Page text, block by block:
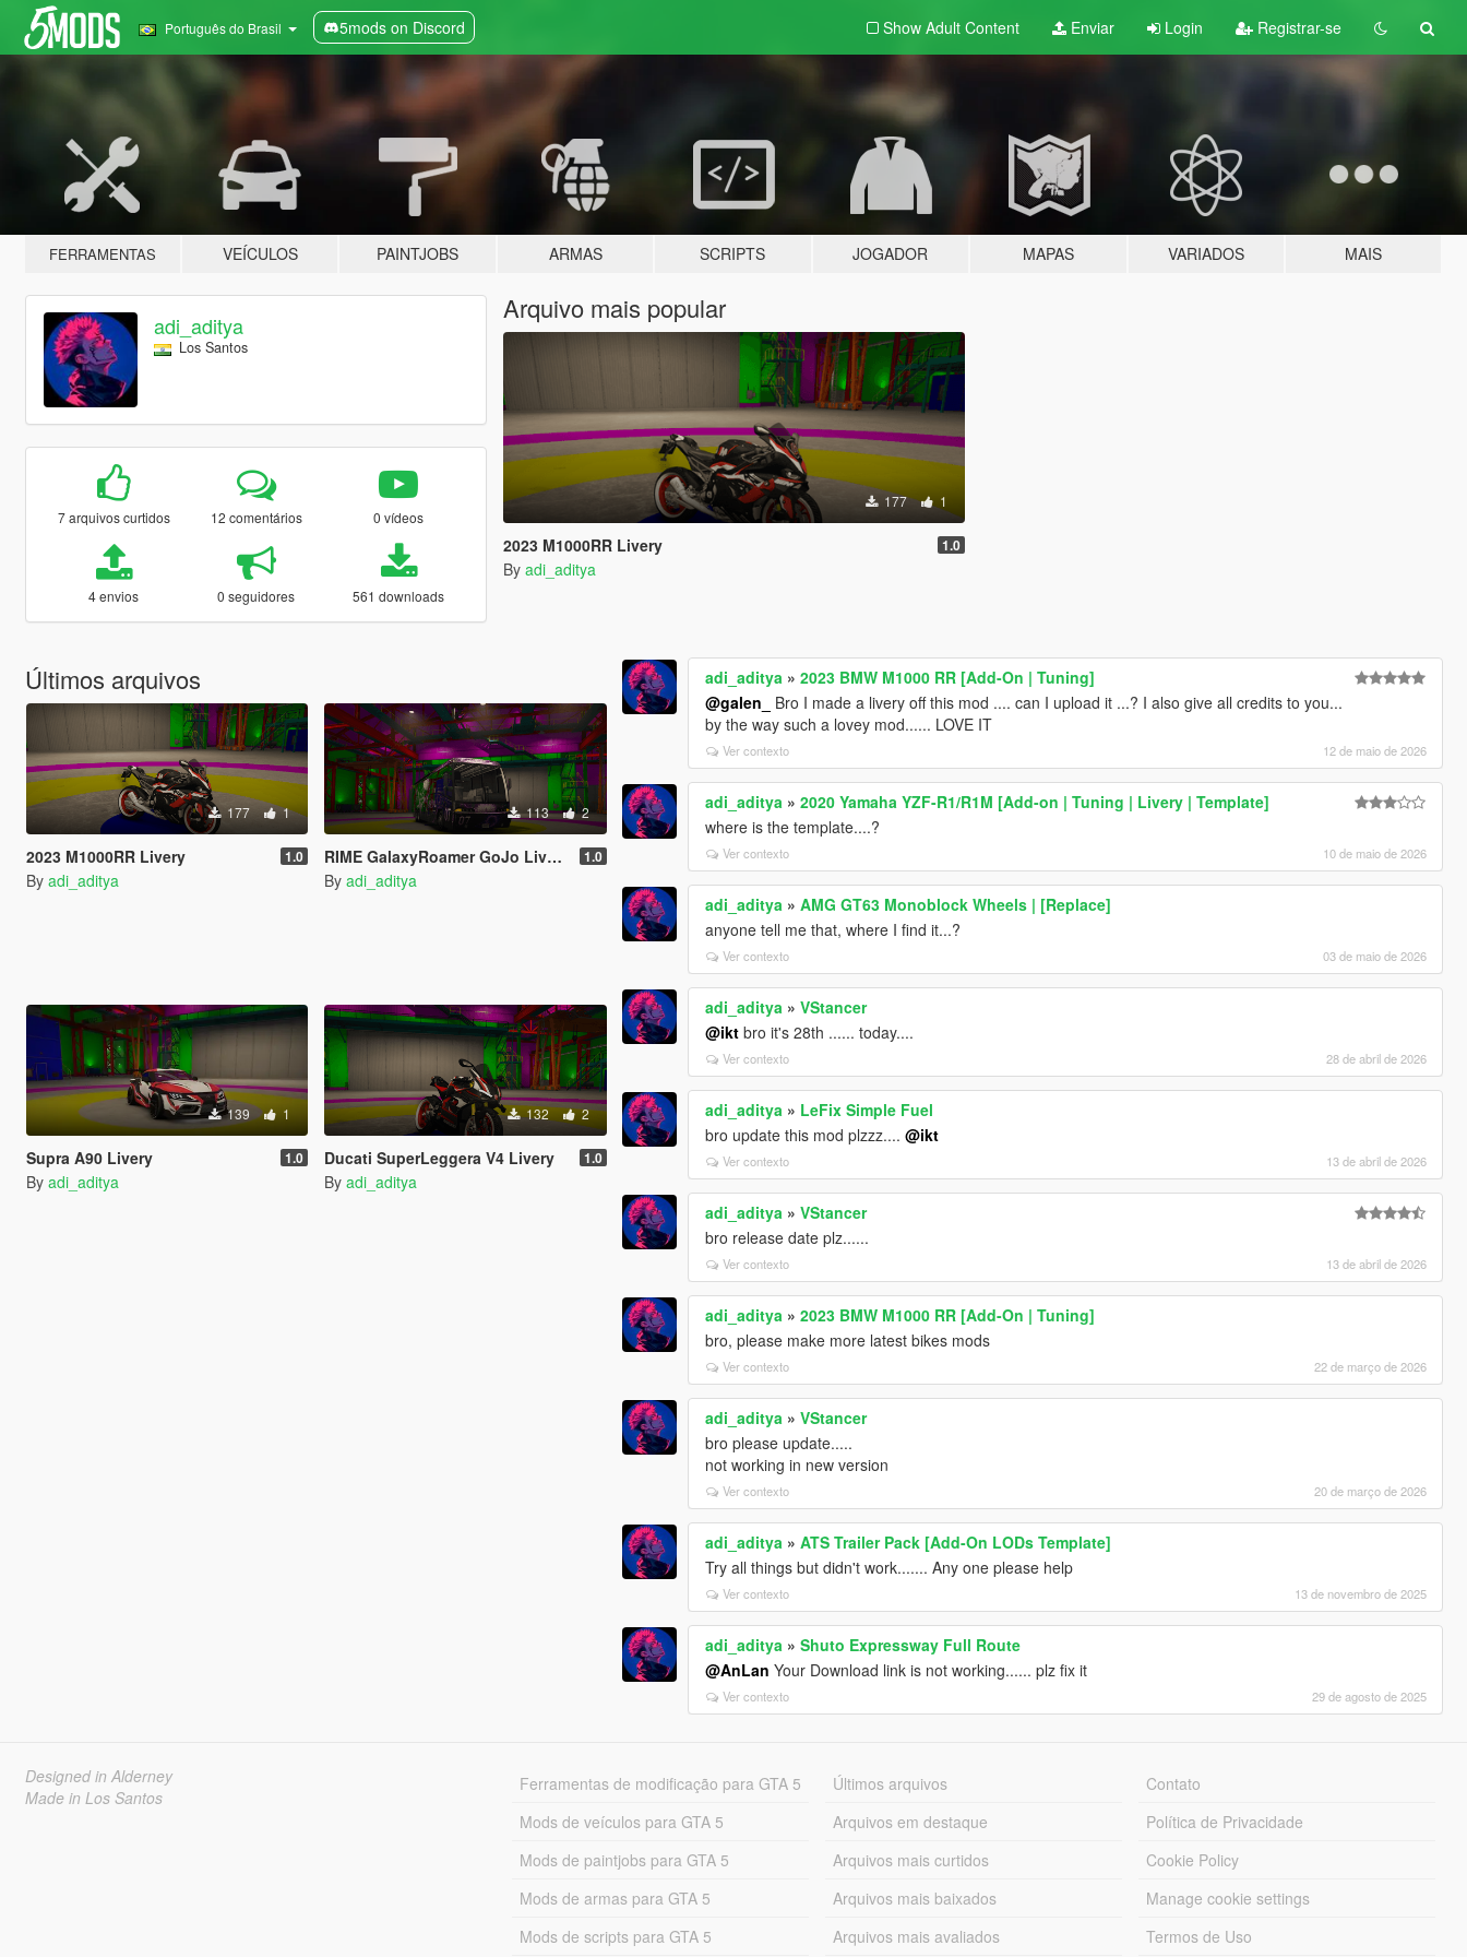
Português do Brasil 5mods on Discord Show Adult Content Enviar Login Registrar-se
FERRAMENTAS VEÍCULOS PAINTJOBS ARMAS SCRIPTS JOGADOR MAPAS VARIADOS MAIS
adi_aditya
Los Santos
7 arquivos curtidos 12 comentários 0 vídeos
4 envios 0 seguidores 561 downloads
Arquivo mais popular
177 1
2023 M1000RR Livery 1.0
By adi_aditya
Últimos arquivos
177 1
2023 M1000RR Livery 1.0
By adi_aditya
113 2
RIME GalaxyRoamer GoJo Livery 1.0
By adi_aditya
139 1
Supra A90 Livery 1.0
By adi_aditya
132 2
Ducati SuperLeggera V4 Livery 1.0
By adi_aditya
adi_aditya »2023 BMW M1000 RR [Add-On | Tuning]
@galen_
Bro I made a livery off this mod .... can I upload it ...? I also give all credits to you...
by the way such a lovey mod...... LOVE IT
Ver contexto 12 de maio de 2026
adi_aditya »2020 Yamaha YZF-R1/R1M [Add-on | Tuning | Livery | Template]
where is the template....?
Ver contexto 10 de maio de 2026
adi_aditya »AMG GT63 Monoblock Wheels | [Replace]
anyone tell me that, where I find it...?
Ver contexto 03 de maio de 2026
adi_aditya »VStancer
@ikt bro it's 28th ...... today....
Ver contexto 28 de abril de 2026
adi_aditya » LeFix Simple Fuel
bro update this mod plzzz....@ikt
Ver contexto 13 de abril de 2026
adi_aditya »VStancer
bro release date plz......
Ver contexto 13 de abril de 2026
adi_aditya »2023 BMW M1000 RR [Add-On | Tuning]
bro, please make more latest bikes mods
Ver contexto 22 de março de 2026
adi_aditya »VStancer
bro please update.....
not working in new version
Ver contexto 20 de março de 2026
adi_aditya »ATS Trailer Pack [Add-On LODs Template]
Try all things but didn't work....... Any one please help
Ver contexto 13 de novembro de 2025
adi_aditya »Shuto Expressway Full Route
@AnLan Your Download link is not working...... plz fix it
Ver contexto 29 de agosto de 2025
Designed in Alderney
Made in Los Santos
Ferramentas de modificação para GTA 5
Mods de veículos para GTA 5
Mods de paintjobs para GTA 5
Mods de armas para GTA 5
Mods de scripts para GTA 5
Últimos arquivos
Arquivos em destaque
Arquivos mais curtidos
Arquivos mais baixados
Arquivos mais avaliados
Contato
Política de Privacidade
Cookie Policy
Manage cookie settings
Termos de Uso